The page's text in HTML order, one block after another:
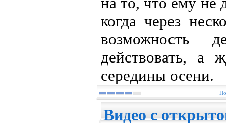
когда через
возможность
действовать, а
середины осени.
Видео с